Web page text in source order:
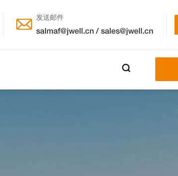
 发送邮件
salmaf@jwell.cn /sales@jwell.cn
